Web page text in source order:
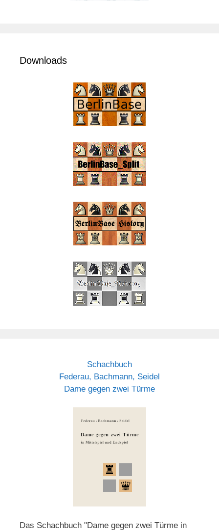
Downloads
Schachbuch
Federau, Bachmann, Seidel
Dame gegen zwei Türme
Das Schachbuch "Dame gegen zwei Türme in